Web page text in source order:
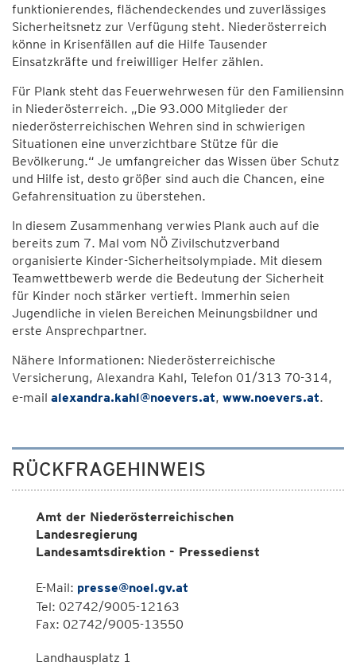
funktionierendes, flächendeckendes und zuverlässiges
Sicherheitsnetz zur Verfügung steht. Niederösterreich
könne in Krisenfällen auf die Hilfe Tausender
Einsatzkräfte und freiwilliger Helfer zählen.
Für Plank steht das Feuerwehrwesen für den Familiensinn
in Niederösterreich. „Die 93.000 Mitglieder der
niederösterreichischen Wehren sind in schwierigen
Situationen eine unverzichtbare Stütze für die
Bevölkerung.“ Je umfangreicher das Wissen über Schutz
und Hilfe ist, desto größer sind auch die Chancen, eine
Gefahrensituation zu überstehen.
In diesem Zusammenhang verwies Plank auch auf die
bereits zum 7. Mal vom NÖ Zivilschutzverband
organisierte Kinder-Sicherheitsolympiade. Mit diesem
Teamwettbewerb werde die Bedeutung der Sicherheit
für Kinder noch stärker vertieft. Immerhin seien
Jugendliche in vielen Bereichen Meinungsbildner und
erste Ansprechpartner.
Nähere Informationen: Niederösterreichische
Versicherung, Alexandra Kahl, Telefon 01/313 70-314,
e-mail alexandra.kahl@noevers.at, www.noevers.at.
RÜCKFRAGEHINWEIS
Amt der Niederösterreichischen
Landesregierung
Landesamtsdirektion - Pressedienst
E-Mail: presse@noel.gv.at
Tel: 02742/9005-12163
Fax: 02742/9005-13550
Landhausplatz 1